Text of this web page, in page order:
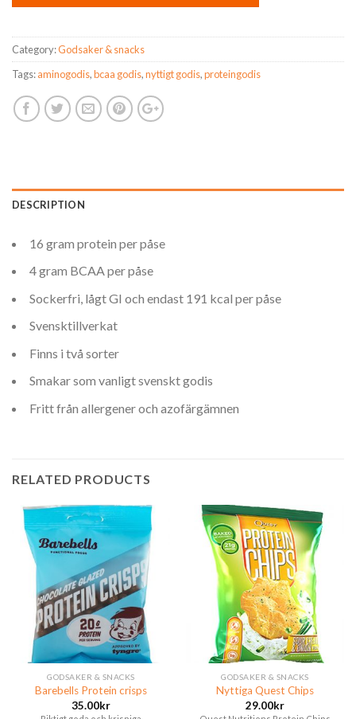
Category:Godsaker & snacks
Tags:aminogodis,bcaa godis,nyttigt godis,proteingodis
DESCRIPTION
16 gram protein per påse
4 gram BCAA per påse
Sockerfri, lågt GI och endast 191 kcal per påse
Svensktillverkat
Finns i två sorter
Smakar som vanligt svenskt godis
Fritt från allergener och azofärgämnen
RELATED PRODUCTS
GODSAKER & SNACKS
Barebells Protein crisps
35.00kr
GODSAKER & SNACKS
Nyttiga Quest Chips
29.00kr